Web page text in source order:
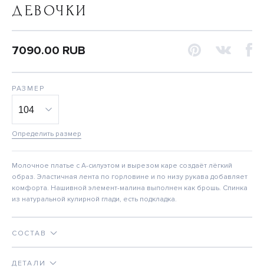
ДЕВОЧКИ
7090.00 RUB
РАЗМЕР
Определить размер
Молочное платье с А-силуэтом и вырезом каре создаёт лёгкий
образ. Эластичная лента по горловине и по низу рукава добавляет
комфорта. Нашивной элемент-малина выполнен как брошь. Спинка
из натуральной кулирной глади, есть подкладка.
СОСТАВ
ДЕТАЛИ